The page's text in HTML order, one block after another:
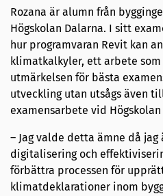
Rozana är alumn från
Högskolan Dalarna. I sitt
hur programvaran Revit kan
klimatkalkyler, ett arbete
utmärkelsen för bästa
utveckling utan utsågs även
examensarbete vid Högskolan
– Jag valde detta ämne då
digitalisering och
förbättra processen för
klimatdeklarationer inom